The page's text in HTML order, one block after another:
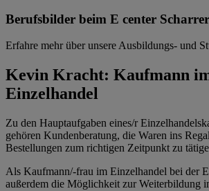
Berufsbilder beim E center Scharrer
Erfahre mehr über unsere Ausbildungs- und
Kevin Kracht: Kaufmann
Einzelhandel
Zu den Hauptaufgaben eines/r
gehören Kundenberatung, die Waren ins
Bestellungen zum richtigen Zeitpunkt zu
Als Kaufmann/-frau im Einzelhandel bei der
außerdem die Möglichkeit zur Weiterbildung